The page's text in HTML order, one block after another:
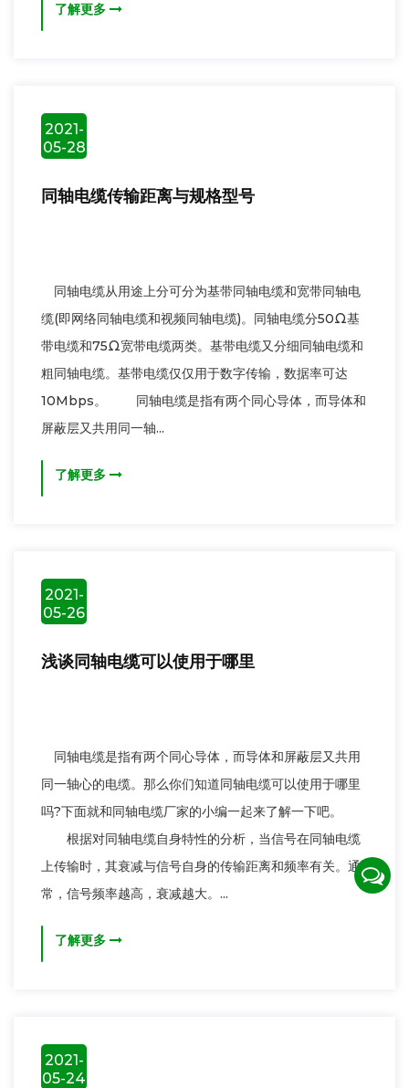
了解更多
2021-
05-28
同轴电缆传输距离与规格型号
同轴电缆从用途上分可分为基带同轴电缆和宽带同轴电
缆(即网络同轴电缆和视频同轴电缆)。同轴电缆分50Ω基
带电缆和75Ω宽带电缆两类。基带电缆又分细同轴电缆和
粗同轴电缆。基带电缆仅仅用于数字传输，数据率可达
10Mbps。 同轴电缆是指有两个同心导体，而导体和
屏蔽层又共用同一轴...
了解更多
2021-
05-26
浅谈同轴电缆可以使用于哪里
同轴电缆是指有两个同心导体，而导体和屏蔽层又共用
同一轴心的电缆。那么你们知道同轴电缆可以使用于哪里
吗?下面就和同轴电缆厂家的小编一起来了解一下吧。
根据对同轴电缆自身特性的分析，当信号在同轴电缆
上传输时，其衰减与信号自身的传输距离和频率有关。通
常，信号频率越高，衰减越大。...
了解更多
2021-
05-24